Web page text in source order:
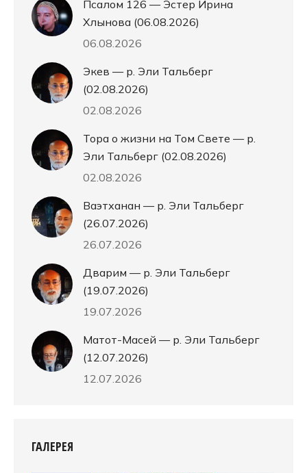
Псалом 126 — Эстер Ирина
Хлынова (06.08.2026)
06.08.2026
Экев — р. Эли Тальберг
(02.08.2026)
02.08.2026
Тора о жизни на Том Свете — р.
Эли Тальберг (02.08.2026)
02.08.2026
Ваэтханан — р. Эли Тальберг
(26.07.2026)
26.07.2026
Дварим — р. Эли Тальберг
(19.07.2026)
19.07.2026
Матот-Масей — р. Эли Тальберг
(12.07.2026)
12.07.2026
ГАЛЕРЕЯ